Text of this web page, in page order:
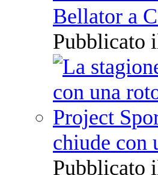
Bellator a
Pubblicato
chiude con
Pubblicato